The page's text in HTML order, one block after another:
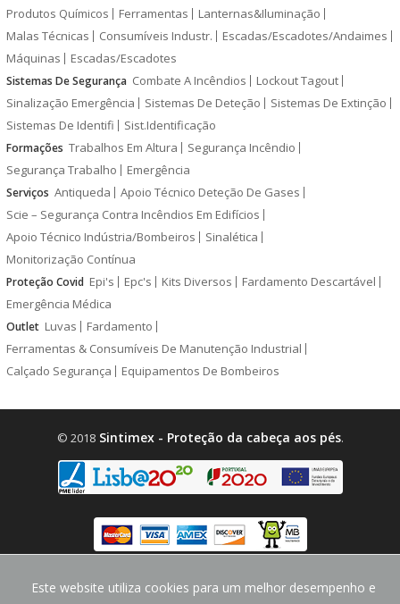
Este website utiliza cookies para um melhor desempenho e
Produtos Químicos
Ferramentas
Lanternas&Iluminação
Malas Técnicas
Consumíveis Industr.
Escadas/Escadotes/Andaimes
Máquinas
Escadas/Escadotes
Sistemas De Segurança Combate A Incêndios
Lockout Tagout
Sinalização Emergência
Sistemas De Deteção
Sistemas De Extinção
Sistemas De Identifi
Sist.Identificação
Formações Trabalhos Em Altura
Segurança Incêndio
Segurança Trabalho
Emergência
Serviços Antiqueda
Apoio Técnico Deteção De Gases
Scie – Segurança Contra Incêndios Em Edifícios
Apoio Técnico Indústria/Bombeiros
Sinalética
Monitorização Contínua
Proteção Covid Epi's Epc's Kits Diversos
Fardamento Descartável
Emergência Médica
Outlet Luvas
Fardamento
Ferramentas & Consumíveis De Manutenção Industrial
Calçado Segurança
Equipamentos De Bombeiros
© 2018Sintimex - Proteção da cabeça aos pés.
design byCodeMind.PT
Parceiro Digital desde 2018 Top 5% PME